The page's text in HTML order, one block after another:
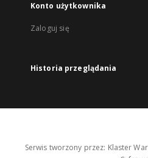
Konto użytkownika
Zaloguj się
Historia przeglądania
Serwis tworzony przez: Klaster